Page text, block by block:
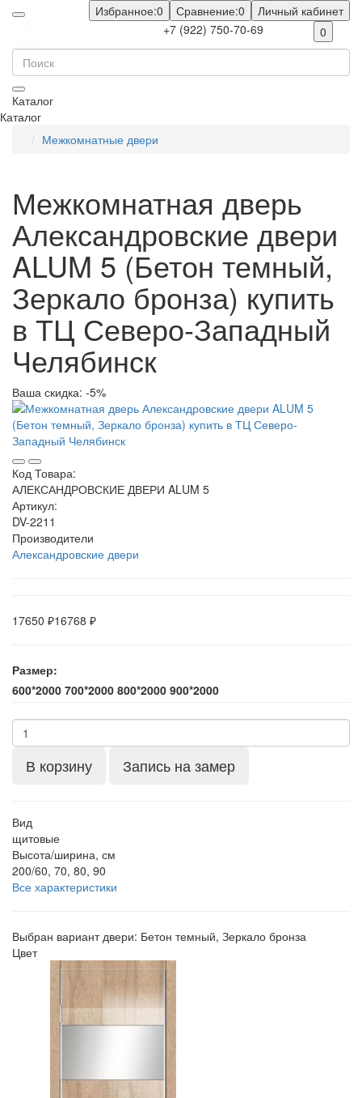
Личный кабинет
Сравнение:0
Избранное:0
+7 (922) 750-70-69
0
Каталог
Каталог
Межкомнатные двери
Межкомнатная дверь
Александровские двери
ALUM 5 (Бетон темный,
Зеркало бронза) купить
в ТЦ Северо-Западный
Челябинск
Ваша скидка: -5%
Код Товара:
АЛЕКСАНДРОВСКИЕ ДВЕРИ ALUM 5
Артикул:
DV-2211
Производители
Александровские двери
17650 ₽16768 ₽
Размер:
600*2000 700*2000 800*2000 900*2000
В корзину Запись на замер
Вид
щитовые
Высота/ширина, см
200/60, 70, 80, 90
Все характеристики
Выбран вариант двери: Бетон темный, Зеркало бронза
Цвет